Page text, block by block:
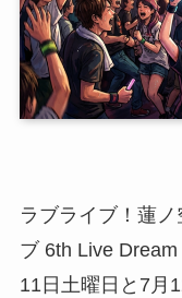
ラブライブ！蓮
ブ 6th Live
11日土曜日と7月